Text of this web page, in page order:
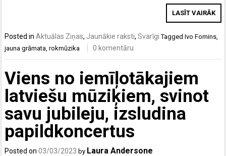
LASĪT VAIRĀK
Posted inAktuālas Ziņas, Jaunākie raksti,Svarīgi TaggedIvo Fomins,
jauna grāmata,rokmūzika 0 komentāru
Viens no iemīļotākajiem
latviešu mūziķiem, svinot
savu jubileju, izsludina
papildkoncertus
Posted on03/03/2023 by Laura Andersone